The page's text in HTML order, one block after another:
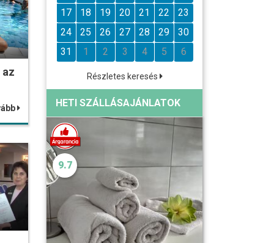
az
17
18 19 20 21 22
23
24
25 26 27 28 29
30
31
1 2 3 4 5 6
Részletes keresés
HETI SZÁLLÁSAJÁNLATOK
9.7